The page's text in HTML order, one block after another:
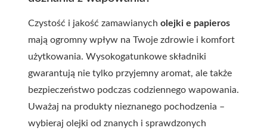
Czystość i jakość zamawianych olejki e papieros
mają ogromny wpływ na Twoje zdrowie i komfort
użytkowania. Wysokogatunkowe składniki
gwarantują nie tylko przyjemny aromat, ale także
bezpieczeństwo podczas codziennego wapowania.
Uważaj na produkty nieznanego pochodzenia –
wybieraj olejki od znanych i sprawdzonych